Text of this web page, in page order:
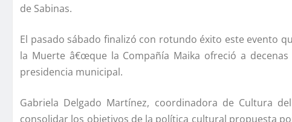
de Sabinas.
El pasado sábado finalizó con rotundo éxito este evento
la Muerte â€œque la Compañí­a Maika ofreció a
presidencia municipal.
Gabriela Delgado Martí­nez, coordinadora de Cultura
consolidar los objetivos de la polí­tica cultural propuesta